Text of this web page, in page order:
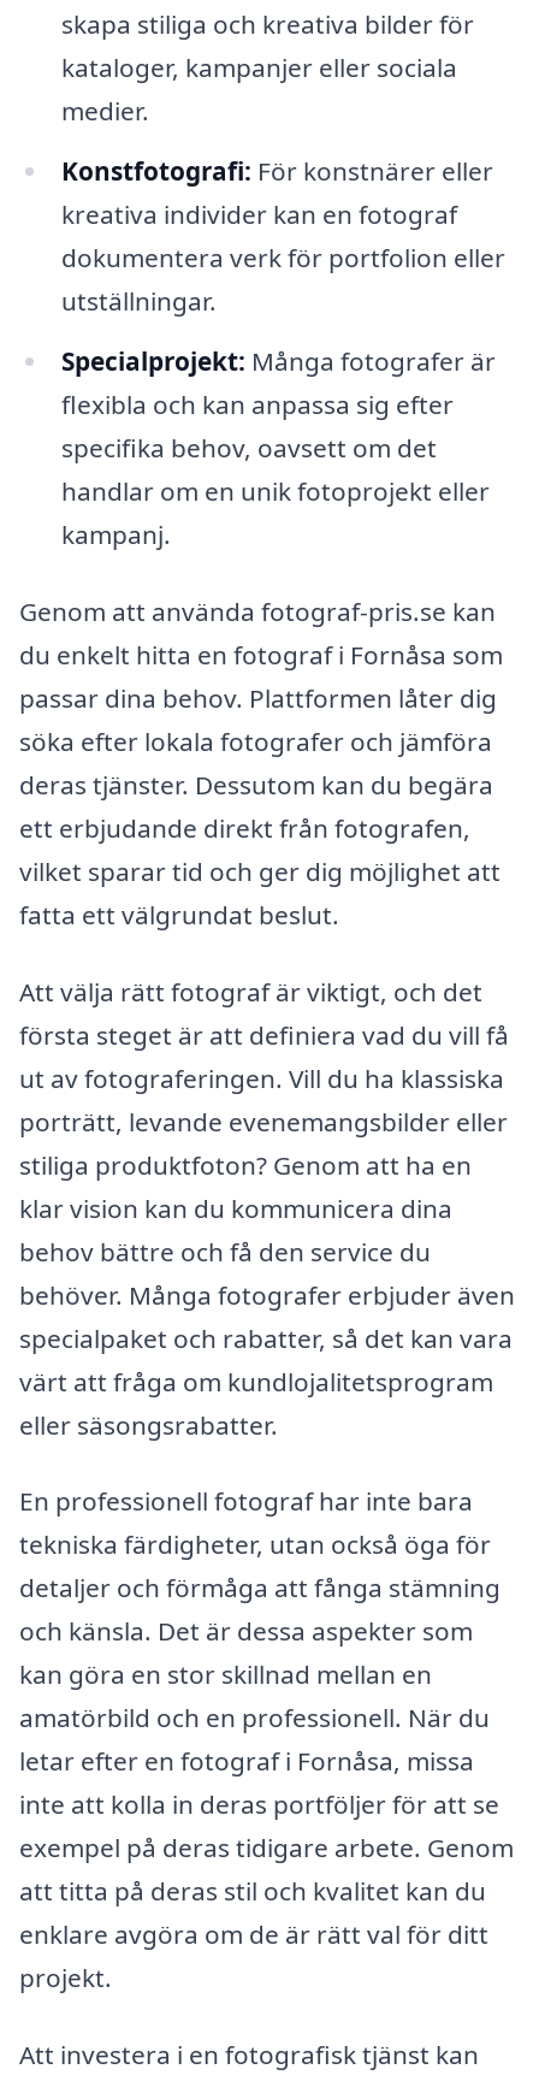
skapa stiliga och kreativa bilder för
kataloger, kampanjer eller sociala
medier.
Konstfotografi: För konstnärer eller
kreativa individer kan en fotograf
dokumentera verk för portfolion eller
utställningar.
Specialprojekt: Många fotografer är
flexibla och kan anpassa sig efter
specifika behov, oavsett om det
handlar om en unik fotoprojekt eller
kampanj.
Genom att använda fotograf-pris.se kan
du enkelt hitta en fotograf i Fornåsa som
passar dina behov. Plattformen låter dig
söka efter lokala fotografer och jämföra
deras tjänster. Dessutom kan du begära
ett erbjudande direkt från fotografen,
vilket sparar tid och ger dig möjlighet att
fatta ett välgrundat beslut.
Att välja rätt fotograf är viktigt, och det
första steget är att definiera vad du vill få
ut av fotograferingen. Vill du ha klassiska
porträtt, levande evenemangsbilder eller
stiliga produktfoton? Genom att ha en
klar vision kan du kommunicera dina
behov bättre och få den service du
behöver. Många fotografer erbjuder även
specialpaket och rabatter, så det kan vara
värt att fråga om kundlojalitetsprogram
eller säsongsrabatter.
En professionell fotograf har inte bara
tekniska färdigheter, utan också öga för
detaljer och förmåga att fånga stämning
och känsla. Det är dessa aspekter som
kan göra en stor skillnad mellan en
amatörbild och en professionell. När du
letar efter en fotograf i Fornåsa, missa
inte att kolla in deras portföljer för att se
exempel på deras tidigare arbete. Genom
att titta på deras stil och kvalitet kan du
enklare avgöra om de är rätt val för ditt
projekt.
Att investera i en fotografisk tjänst kan